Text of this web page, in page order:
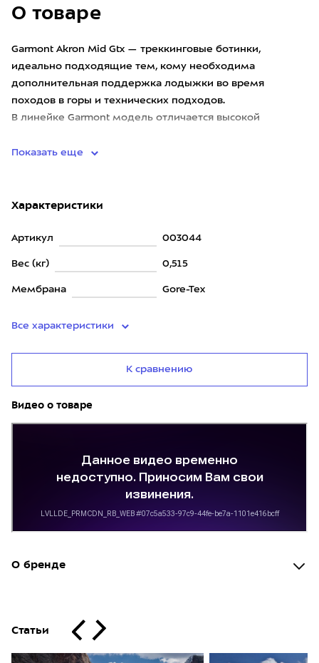
О товаре
Garmont Akron Mid Gtx — треккинговые ботинки,
идеально подходящие тем, кому необходима
дополнительная поддержка лодыжки во время
походов в горы и технических подходов.
В линейке Garmont модель отличается высокой
Показать еще
Характеристики
Артикул 003044
Вес (кг) 0,515
Мембрана Gore-Tex
Все характеристики
К сравнению
Видео о товаре
О бренде
Статьи